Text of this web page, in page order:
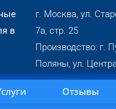
в
г. Москва, ул.
7а, стр. 25
Производство: г.
Поляны, ул.
Отзывы